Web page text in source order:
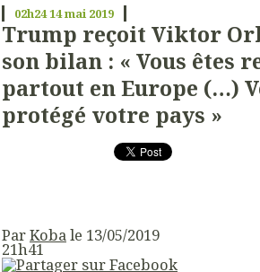
02h2414mai 2019
Trump reçoit Viktor
son bilan : « Vous êtes
partout en Europe (…)
protégé votre pays »
ParKobale 13/05/2019
21h41